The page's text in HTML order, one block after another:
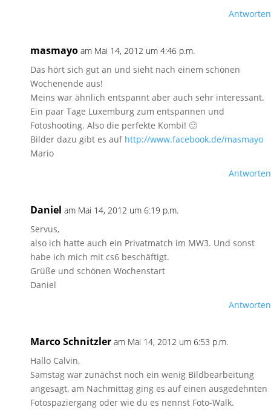
Antworten
masmayo am Mai 14, 2012 um 4:46 p.m.
Das hört sich gut an und sieht nach einem schönen
Wochenende aus!
Meins war ähnlich entspannt aber auch sehr interessant.
Ein paar Tage Luxemburg zum entspannen und
Fotoshooting. Also die perfekte Kombi! 🙂
Bilder dazu gibt es auf http://www.facebook.de/masmayo
Mario
Antworten
Daniel am Mai 14, 2012 um 6:19 p.m.
Servus,
also ich hatte auch ein Privatmatch im MW3. Und sonst
habe ich mich mit cs6 beschäftigt.
Grüße und schönen Wochenstart
Daniel
Antworten
Marco Schnitzler am Mai 14, 2012 um 6:53 p.m.
Hallo Calvin,
Samstag war zunächst noch ein wenig Bildbearbeitung
angesagt, am Nachmittag ging es auf einen ausgedehnten
Fotospaziergang oder wie du es nennst Foto-Walk.